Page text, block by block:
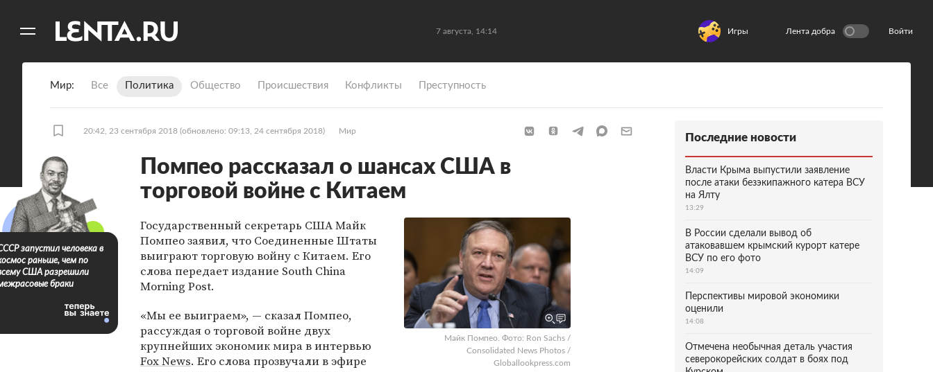
7 августа, 14:14 Игры Лента добра Войти
Мир Все Политика Общество Происшествия Конфликты Преступность
20:42, 23 сентября 2018 (обновлено: 09:13, 24 сентября 2018) Мир
Помпео рассказал о шансах США в
торговой войне с Китаем
Майк Помпео. Фото: Ron Sachs /
Consolidated News Photos /
Globallookpress.com
Государственный секретарь США Майк
Помпео заявил, что Соединенные Штаты
выиграют торговую войну с Китаем. Его
слова передает издание South China
Morning Post.
«Мы ее выиграем», — сказал Помпео,
рассуждая о торговой войне двух
крупнейших экономик мира в интервью
Fox News. Его слова прозвучали в эфире
запустил человека в
раньше, чем по
США разрешили
браки
Последние новости
Власти Крыма выпустили заявление
после атаки безэкипажного катера ВСУ
на Ялту
13:29
В России сделали вывод об
атаковавшем крымский курорт катере
ВСУ по его фото
14:09
Перспективы мировой экономики
оценили
14:08
Отмечена необычная деталь участия
северокорейских солдат в боях под